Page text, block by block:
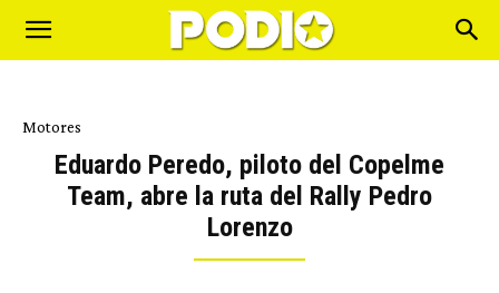
Motores
Eduardo Peredo, piloto del Copelme
Team, abre la ruta del Rally Pedro
Lorenzo